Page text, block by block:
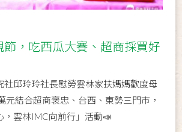
節，吃西瓜大賽、超商採買好
社邱玲玲社長慰勞雲林家扶媽媽歡度母
結合超商褒忠、台西、東勢三門市，
，雲林IMC向前行」活動📣